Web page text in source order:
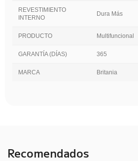
REVESTIMIENTO
INTERNO
Dura Más
PRODUCTO Multifuncional
GARANTÍA (DÍAS) 365
MARCA Britania
Recomendados